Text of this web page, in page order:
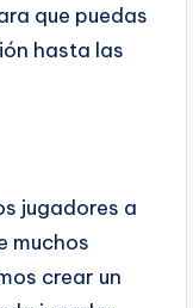
que puedas
hasta las
jugadores a
muchos
crear un